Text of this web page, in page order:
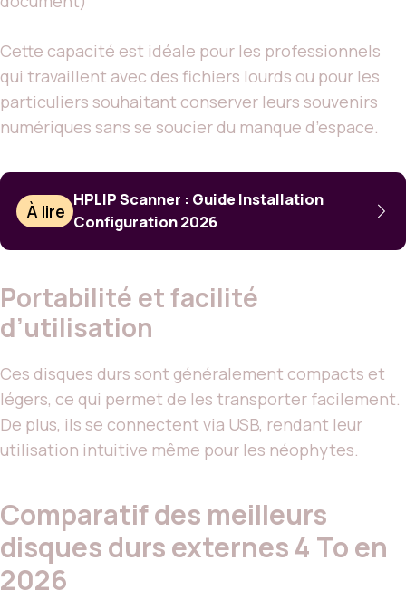
Cette capacité est idéale pour les professionnels
qui travaillent avec des fichiers lourds ou pour les
particuliers souhaitant conserver leurs souvenirs
numériques sans se soucier du manque d’espace.
À lire
HPLIP Scanner : Guide Installation
Configuration 2026
Portabilité et facilité
d’utilisation
Ces disques durs sont généralement compacts et
légers, ce qui permet de les transporter facilement.
De plus, ils se connectent via USB, rendant leur
utilisation intuitive même pour les néophytes.
Comparatif des meilleurs
disques durs externes 4 To en
2026